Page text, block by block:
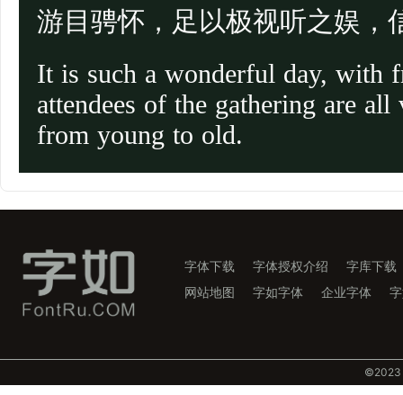
游目骋怀，足以极视听之娱，
It is such a wonderful day, with
attendees of the gathering are
from young to old.
字体下载 字体授权介绍
字库下载
网站地图
字如字体 企业字体
©️2023